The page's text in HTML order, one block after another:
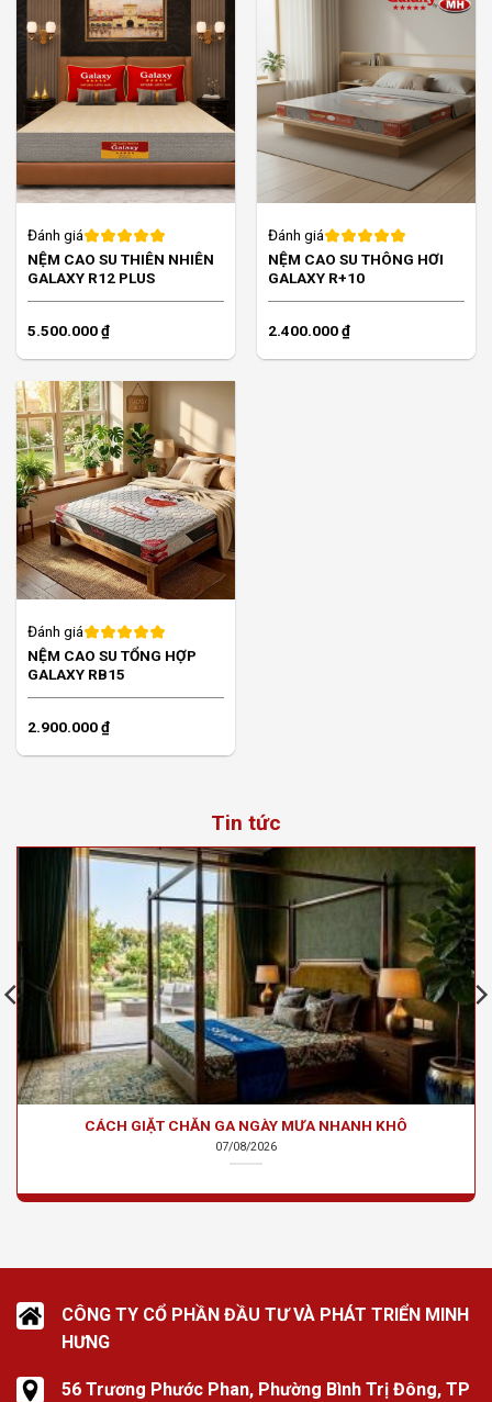
Đánh giá
NỆM CAO SU THIÊN NHIÊN
GALAXY R12 PLUS
5.500.000₫
Đánh giá
NỆM CAO SU THÔNG HƠI
GALAXY R+10
2.400.000₫
Đánh giá
NỆM CAO SU TỔNG HỢP
GALAXY RB15
2.900.000₫
Tin tức
CÁCH GIẶT CHĂN GA NGÀY MƯA NHANH KHÔ
07/08/2026
CÔNG TY CỔ PHẦN ĐẦU TƯ VÀ PHÁT TRIỂN MINH
HƯNG
56 Trương Phước Phan, Phường Bình Trị Đông, TP